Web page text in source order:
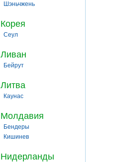
Шэньчжень
Корея
Сеул
Ливан
Бейрут
Литва
Каунас
Молдавия
Бендеры
Кишинев
Нидерланды